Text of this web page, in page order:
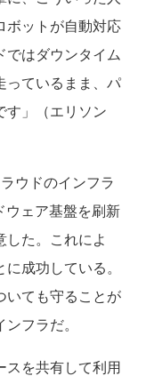
ボットが自動対応
ではダウンタイム
っているまま、パ
す」（エリソン
ウドのインフラ
ウェア基盤を刷新
した。これによ
成功している。
いても守ることが
フラだ。
を共有して利用